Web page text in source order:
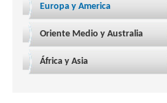
Europa y America
Oriente Medio y Australia
África y Asia